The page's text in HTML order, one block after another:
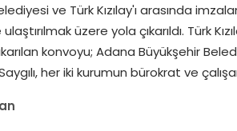
ve Türk Kızılay'ı arasında
üzere yola çıkarıldı. Türk
konvoyu; Adana Büyükşehir
her iki kurumun bürokrat ve